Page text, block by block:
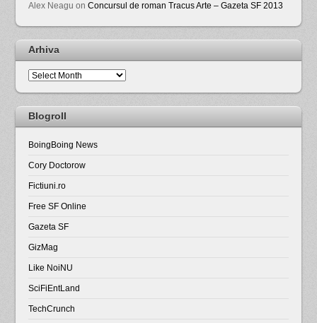
Alex Neagu onConcursul de roman Tracus Arte – Gazeta SF 2013
Arhiva
Arhiva
Blogroll
BoingBoing News
Cory Doctorow
Fictiuni.ro
Free SF Online
Gazeta SF
GizMag
Like NoiNU
SciFiEntLand
TechCrunch